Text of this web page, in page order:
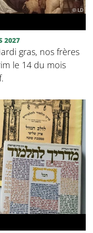
© LD
2027
gras, nos frères
le 14 du mois